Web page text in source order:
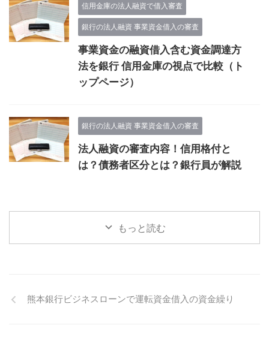
信用金庫の法人融資で借入審査
銀行の法人融資 事業資金借入の審査
事業資金の融資借入含む資金調達方
法を銀行 信用金庫の視点で比較（ト
ップページ）
銀行の法人融資 事業資金借入の審査
法人融資の審査内容！信用格付と
は？債務者区分とは？銀行員が解説
もっと読む
熊本銀行ビジネスローンで運転資金借入の資金繰り